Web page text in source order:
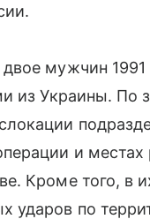
мужчин
из Украины.
и
Кроме того, в
ударов по